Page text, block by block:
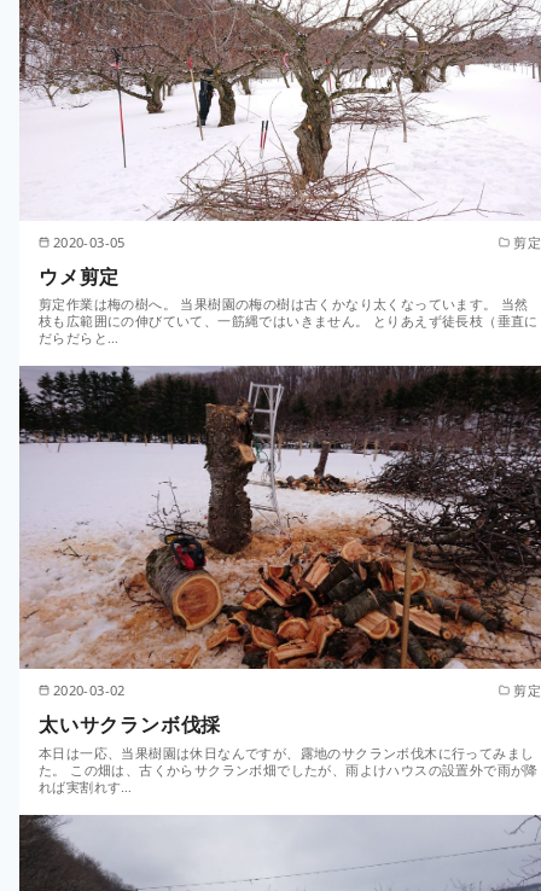
2020-03-05 剪定
ウメ剪定
剪定作業は梅の樹へ。 当果樹園の梅の樹は古くかなり太くなっています。 当然
枝も広範囲にの伸びていて、一筋縄ではいきません。 とりあえず徒長枝（垂直に
だらだらと…
2020-03-02 剪定
太いサクランボ伐採
本日は一応、当果樹園は休日なんですが、露地のサクランボ伐木に行ってみまし
た。 この畑は、古くからサクランボ畑でしたが、雨よけハウスの設置外で雨が降
れば実割れす…